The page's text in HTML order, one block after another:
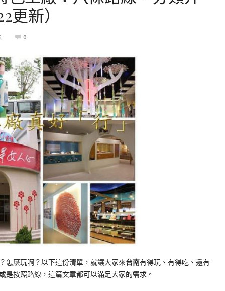
新）
0
怎麼玩啊？以下這份清單，就讓大家來台南有得玩、有得吃、還有
是按照路線，這篇文章都可以滿足大家的需求。